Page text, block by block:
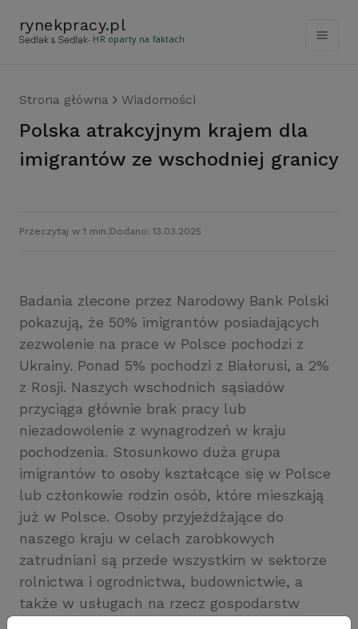
rynekpracy.pl
- HR oparty na faktach
Strona główna Wiadomości
Polska atrakcyjnym krajem dla
imigrantów ze wschodniej granicy
Przeczytaj w 1 min. Dodano: 13.03.2025
Badania zlecone przez Narodowy Bank Polski
pokazują, że 50% imigrantów posiadających
zezwolenie na prace w Polsce pochodzi z
Ukrainy. Ponad 5% pochodzi z Białorusi, a 2%
z Rosji. Naszych wschodnich sąsiadów
przyciąga głównie brak pracy lub
niezadowolenie z wynagrodzeń w kraju
pochodzenia. Stosunkowo duża grupa
imigrantów to osoby kształcące się w Polsce
lub członkowie rodzin osób, które mieszkają
już w Polsce. Osoby przyjeżdżające do
naszego kraju w celach zarobkowych
zatrudniani są przede wszystkim w sektorze
rolnictwa i ogrodnictwa, budownictwie, a
także w usługach na rzecz gospodarstw